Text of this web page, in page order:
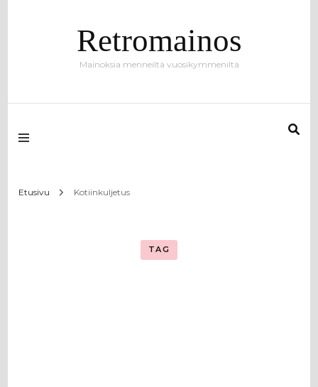
Retromainos
Mainoksia menneiltä vuosikymmeniltä
Etusivu Kotiinkuljetus
TAG